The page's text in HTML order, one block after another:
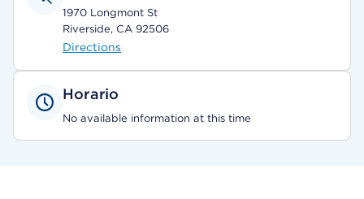
1970 Longmont St
Riverside, CA 92506
Directions
Horario
No available information at this time